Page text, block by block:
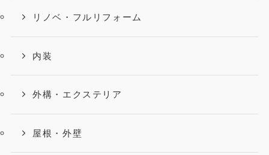
リノベ・フルリフォーム
内装
外構・エクステリア
屋根・外壁